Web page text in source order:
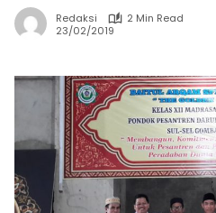
Redaksi
2 Min Read
23/02/2019